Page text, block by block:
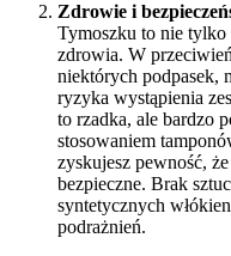
Zdrowie i
Tymoszku to nie
zdrowia. W
niektórych podpasek,
ryzyka wystąpienia
to rzadka, ale bardzo
stosowaniem
zyskujesz pewność,
bezpieczne. Brak
syntetycznych
podrażnień.